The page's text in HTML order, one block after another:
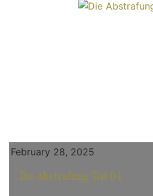
February 28, 2025
Die Abstrafung Teil 04